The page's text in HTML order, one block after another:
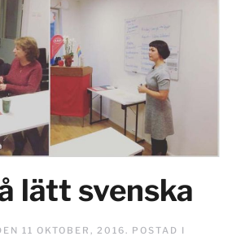
lätt svenska
11 OKTOBER, 2016. POSTAD I